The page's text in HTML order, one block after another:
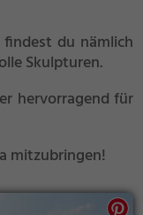
du nämlich
Skulpturen.
hervorragend für
mitzubringen!